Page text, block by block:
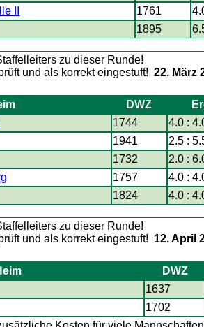
II 1761
1895
22. März
DWZ
1744 4.0 :
1941 2.5 :
1732 2.0 :
1757 4.0 :
1824 4.0 :
12. April
DWZ
1637
1702